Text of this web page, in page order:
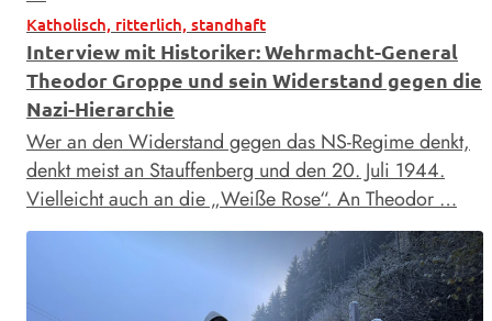
Katholisch, ritterlich, standhaft
Interview mit Historiker: Wehrmacht-General
Theodor Groppe und sein Widerstand gegen die
Nazi-Hierarchie
Wer an den Widerstand gegen das NS-Regime denkt,
denkt meist an Stauffenberg und den 20. Juli 1944.
Vielleicht auch an die „Weiße Rose“. An Theodor …